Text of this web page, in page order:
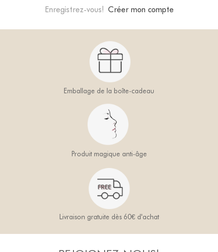
Enregistrez-vous! Créer mon compte
Emballage de la boîte-cadeau
Produit magique anti-âge
Livraison gratuite dès 60€ d'achat